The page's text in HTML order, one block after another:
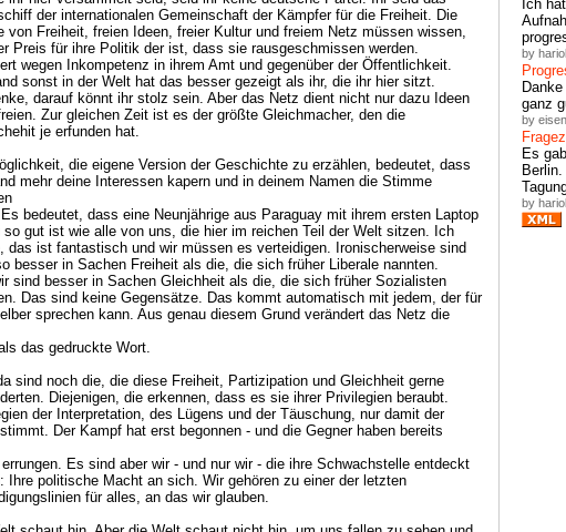
der internationalen Gemeinschaft der Kämpfer für die Freiheit. Die
von Freiheit, freien Ideen, freier Kultur und freiem Netz müssen wissen,
Preis für ihre Politik der ist, dass sie rausgeschmissen werden.
wegen Inkompetenz in ihrem Amt und gegenüber der Öffentlichkeit.
sonst in der Welt hat das besser gezeigt als ihr, die ihr hier sitzt.
darauf könnt ihr stolz sein. Aber das Netz dient nicht nur dazu Ideen
Zur gleichen Zeit ist es der größte Gleichmacher, den die
je erfunden hat.
die eigene Version der Geschichte zu erzählen, bedeutet, dass
mehr deine Interessen kapern und in deinem Namen die Stimme
bedeutet, dass eine Neunjährige aus Paraguay mit ihrem ersten Laptop
so gut ist wie alle von uns, die hier im reichen Teil der Welt sitzen. Ich
das ist fantastisch und wir müssen es verteidigen. Ironischerweise sind
besser in Sachen Freiheit als die, die sich früher Liberale nannten.
sind besser in Sachen Gleichheit als die, die sich früher Sozialisten
Das sind keine Gegensätze. Das kommt automatisch mit jedem, der für
sprechen kann. Aus genau diesem Grund verändert das Netz die
das gedruckte Wort.
sind noch die, die diese Freiheit, Partizipation und Gleichheit gerne
Diejenigen, die erkennen, dass es sie ihrer Privilegien beraubt.
der Interpretation, des Lügens und der Täuschung, nur damit der
Der Kampf hat erst begonnen - und die Gegner haben bereits
Es sind aber wir - und nur wir - die ihre Schwachstelle entdeckt
Ihre politische Macht an sich. Wir gehören zu einer der letzten
für alles, an das wir glauben.
Ich
by
ganz
by
Es
by